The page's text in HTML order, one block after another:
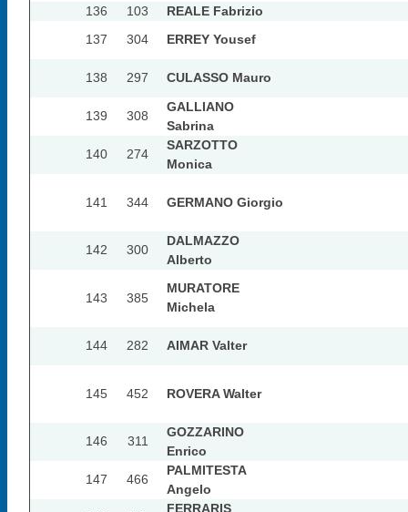
136
103
REALE Fabrizio
137
304 ERREY Yousef
138 297 CULASSO Mauro
139 308
GALLIANO
Sabrina
140
274
SARZOTTO
Monica
141 344 GERMANO Giorgio
142 300
DALMAZZO
Alberto
143 385
MURATORE
Michela
144 282 AIMAR Valter
145 452 ROVERA Walter
146 311
GOZZARINO
Enrico
147
466
PALMITESTA
Angelo
FERRARIS